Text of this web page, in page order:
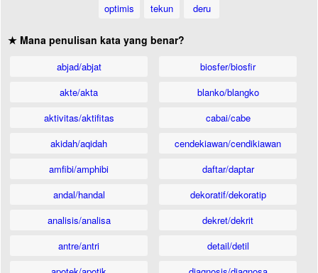
optimis
tekun deru
★ Mana penulisan kata yang benar?
abjad/abjat
akte/akta
aktivitas/aktifitas
akidah/aqidah
amfibi/amphibi
andal/handal
analisis/analisa
antre/antri
biosfer/biosfir
blanko/blangko
cabai/cabe
cendekiawan/cendikiawan
daftar/daptar
dekoratif/dekoratip
dekret/dekrit
detail/detil